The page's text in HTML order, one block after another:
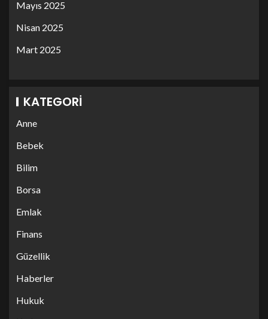
Mayıs 2025
Nisan 2025
Mart 2025
KATEGORI
Anne
Bebek
Bilim
Borsa
Emlak
Finans
Güzellik
Haberler
Hukuk